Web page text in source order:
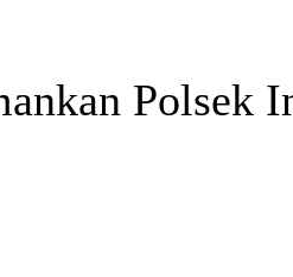
Polsek